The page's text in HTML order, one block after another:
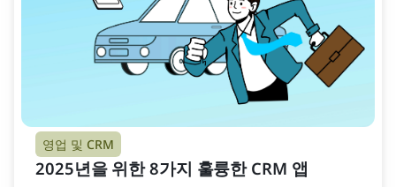
영업 및 CRM
2025년을 위한 8가지 훌륭한 CRM 앱